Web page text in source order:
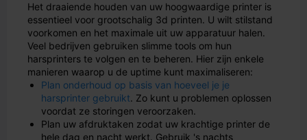
Het draaiende houden van uw hoogwaardige printer is
essentieel voor grootschalig 3d printen. U wilt stilstand
voorkomen en het maximale uit uw apparatuur halen.
Veel bedrijven gebruiken slimme tools om hun
harsprinters te volgen en te beheren. Hier zijn enkele
manieren waarop u de uptime kunt maximaliseren:
Plan onderhoud op basis van hoeveel je je
harsprinter gebruikt. Zo kunt u problemen oplossen
voordat ze storingen veroorzaken.
Plan uw afdruktaken zodat uw krachtige printer de
hele dag en nacht werkt. Gebruik 's nachts